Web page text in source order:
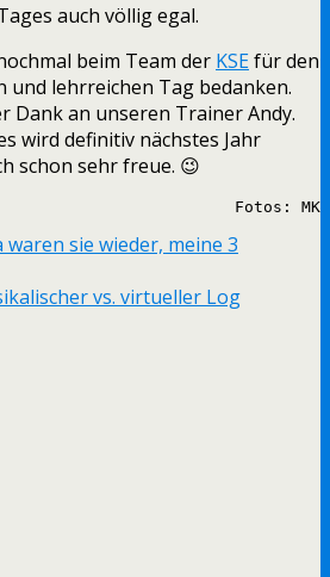
auch völlig egal.
beim Team der KSEfür den
lehrreichen Tag bedanken.
Dank an unseren Trainer Andy.
wird definitiv nächstes Jahr
schon sehr freue. 😉
Fotos: MK
waren sie wieder, meine 3
vs. virtueller Log